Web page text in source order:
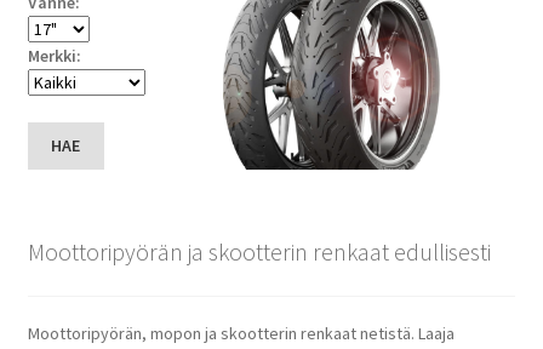
Merkki:
HAE
Moottoripyörän ja skootterin renkaat edullisesti
Moottoripyörän, mopon ja skootterin renkaat netistä. Laaja